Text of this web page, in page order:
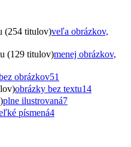
(254 titulov)veľa obrázkov,
(129 titulov)menej obrázkov,
obrázkov51
obrázky bez textu14
plne ilustrovaná7
písmená4